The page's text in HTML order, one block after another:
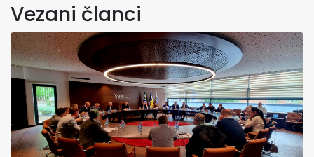
Vezani članci